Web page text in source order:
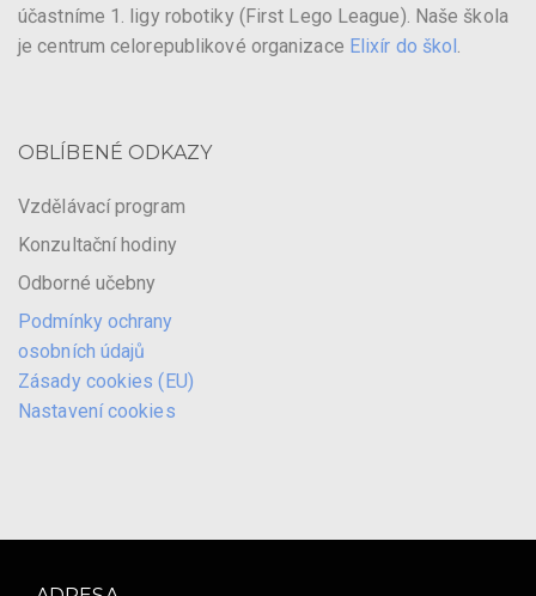
účastníme 1. ligy robotiky (First Lego League). Naše škola
je centrum celorepublikové organizace Elixír do škol .
OBLÍBENÉ ODKAZY
Vzdělávací program
Konzultační hodiny
Odborné učebny
Podmínky ochrany
osobních údajů
Zásady cookies (EU)
Nastavení cookies